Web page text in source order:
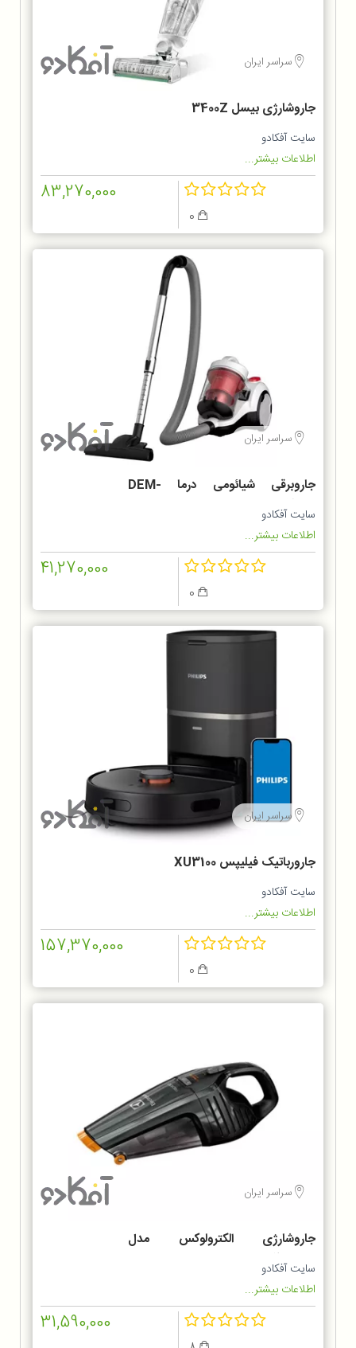
سراسر ایران
جاروشارژی بیسل 3400Z
سایت آفکادو
اطلاعات بیشتر...
83,270,000
سراسر ایران
جاروبرقی شیائومی درما DEM-
TJ301W
سایت آفکادو
اطلاعات بیشتر...
41,270,000
سراسر ایران
جارورباتیک فیلیپس XU3100
سایت آفکادو
اطلاعات بیشتر...
157,370,000
سراسر ایران
جاروشارژی الکترولوکس مدل
ZB6214IGM
سایت آفکادو
اطلاعات بیشتر...
31,590,000